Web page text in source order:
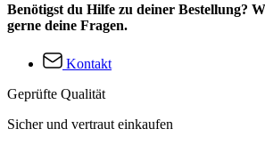
Benötigst du Hilfe zu deiner Bestellung?
gerne deine Fragen.
Kontakt
Geprüfte Qualität
Sicher und vertraut einkaufen